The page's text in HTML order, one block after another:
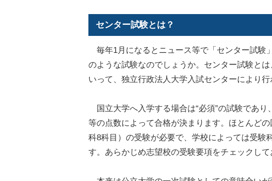
センター試験とは？
毎年1月になるとニュース等で「センター試験
のような試験なのでしょうか。センター試験と
いって、独立行政法人大学入試センターにより行
国立大学へ入学する場合は“必須”の試験であ
等の点数によって合格が決まります。ほとんど
科8科目）の受験が必要で、学校によっては受験
す。あらかじめ志望校の受験要項をチェックして